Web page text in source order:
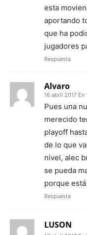
esta
aportando
que ha
jugadores
Respuesta
Alvaro
16 abril 2017 En
Pues una
merecido
playoff
de lo que
nivel, alec
se pueda
porque
Respuesta
LUSON